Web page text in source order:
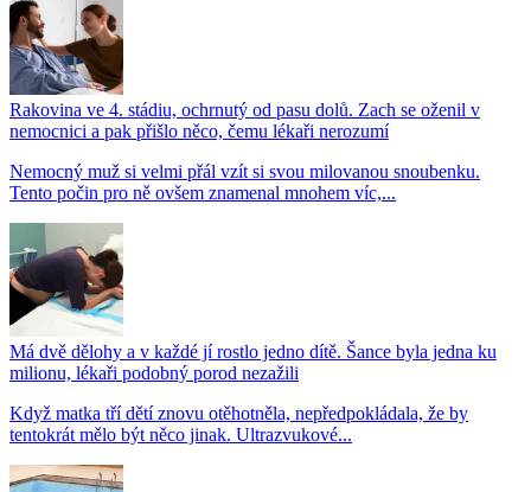
Rakovina ve 4. stádiu, ochrnutý od pasu dolů. Zach se oženil v
nemocnici a pak přišlo něco, čemu lékaři nerozumí
Nemocný muž si velmi přál vzít si svou milovanou snoubenku.
Tento počin pro ně ovšem znamenal mnohem víc,...
Má dvě dělohy a v každé jí rostlo jedno dítě. Šance byla jedna ku
milionu, lékaři podobný porod nezažili
Když matka tří dětí znovu otěhotněla, nepředpokládala, že by
tentokrát mělo být něco jinak. Ultrazvukové...